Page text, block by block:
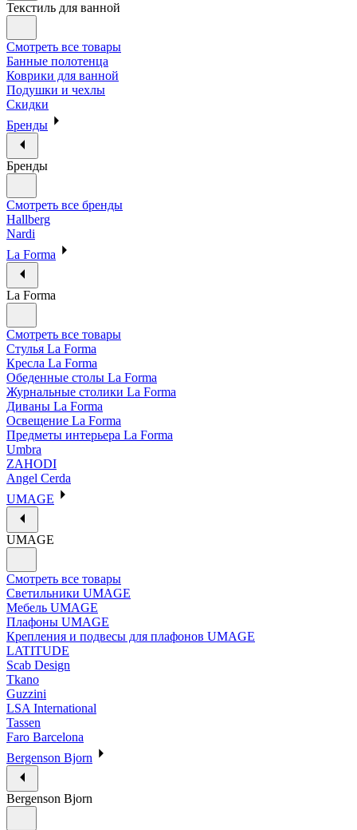
Текстиль для ванной
Смотреть все товары
Банные полотенца
Коврики для ванной
Подушки и чехлы
Скидки
Бренды
Бренды
Смотреть все бренды
Hallberg
Nardi
La Forma
La Forma
Смотреть все товары
Стулья La Forma
Кресла La Forma
Обеденные столы La Forma
Журнальные столики La Forma
Диваны La Forma
Освещение La Forma
Предметы интерьера La Forma
Umbra
ZAHODI
Angel Cerda
UMAGE
UMAGE
Смотреть все товары
Светильники UMAGE
Мебель UMAGE
Плафоны UMAGE
Крепления и подвесы для плафонов UMAGE
LATITUDE
Scab Design
Tkano
Guzzini
LSA International
Tassen
Faro Barcelona
Bergenson Bjorn
Bergenson Bjorn